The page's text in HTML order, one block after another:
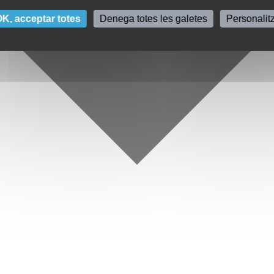
acceptar totes Denega totes les galetes